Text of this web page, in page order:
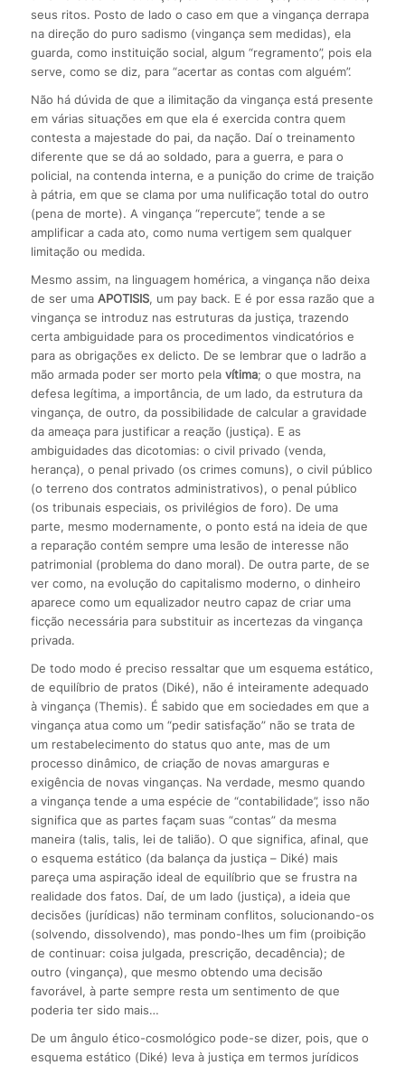
seus ritos. Posto de lado o caso em que a vingança derrapa
na direção do puro sadismo (vingança sem medidas), ela
guarda, como instituição social, algum “regramento”, pois ela
serve, como se diz, para “acertar as contas com alguém”.
Não há dúvida de que a ilimitação da vingança está presente
em várias situações em que ela é exercida contra quem
contesta a majestade do pai, da nação. Daí o treinamento
diferente que se dá ao soldado, para a guerra, e para o
policial, na contenda interna, e a punição do crime de traição
à pátria, em que se clama por uma nulificação total do outro
(pena de morte). A vingança “repercute”, tende a se
amplificar a cada ato, como numa vertigem sem qualquer
limitação ou medida.
Mesmo assim, na linguagem homérica, a vingança não deixa
de ser uma APOTISIS, um pay back. E é por essa razão que a
vingança se introduz nas estruturas da justiça, trazendo
certa ambiguidade para os procedimentos vindicatórios e
para as obrigações ex delicto. De se lembrar que o ladrão a
mão armada poder ser morto pela vítima; o que mostra, na
defesa legítima, a importância, de um lado, da estrutura da
vingança, de outro, da possibilidade de calcular a gravidade
da ameaça para justificar a reação (justiça). E as
ambiguidades das dicotomias: o civil privado (venda,
herança), o penal privado (os crimes comuns), o civil público
(o terreno dos contratos administrativos), o penal público
(os tribunais especiais, os privilégios de foro). De uma
parte, mesmo modernamente, o ponto está na ideia de que
a reparação contém sempre uma lesão de interesse não
patrimonial (problema do dano moral). De outra parte, de se
ver como, na evolução do capitalismo moderno, o dinheiro
aparece como um equalizador neutro capaz de criar uma
ficção necessária para substituir as incertezas da vingança
privada.
De todo modo é preciso ressaltar que um esquema estático,
de equilíbrio de pratos (Diké), não é inteiramente adequado
à vingança (Themis). É sabido que em sociedades em que a
vingança atua como um “pedir satisfação” não se trata de
um restabelecimento do status quo ante, mas de um
processo dinâmico, de criação de novas amarguras e
exigência de novas vinganças. Na verdade, mesmo quando
a vingança tende a uma espécie de “contabilidade”, isso não
significa que as partes façam suas “contas” da mesma
maneira (talis, talis, lei de talião). O que significa, afinal, que
o esquema estático (da balança da justiça – Diké) mais
pareça uma aspiração ideal de equilíbrio que se frustra na
realidade dos fatos. Daí, de um lado (justiça), a ideia que
decisões (jurídicas) não terminam conflitos, solucionando-os
(solvendo, dissolvendo), mas pondo-lhes um fim (proibição
de continuar: coisa julgada, prescrição, decadência); de
outro (vingança), que mesmo obtendo uma decisão
favorável, à parte sempre resta um sentimento de que
poderia ter sido mais…
De um ângulo ético-cosmológico pode-se dizer, pois, que o
esquema estático (Diké) leva à justiça em termos jurídicos